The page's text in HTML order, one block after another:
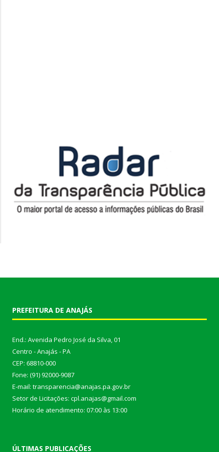
PREFEITURA DE ANAJÁS
End.: Avenida Pedro José da Silva, 01
Centro - Anajás - PA
CEP: 68810-000
Fone: (91) 92000-9087
E-mail: transparencia@anajas.pa.gov.br
Setor de Licitações: cpl.anajas@gmail.com
Horário de atendimento: 07:00 às 13:00
ÚLTIMAS PUBLICAÇÕES